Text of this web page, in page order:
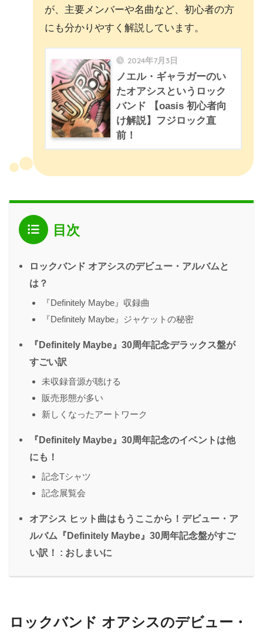
が、主要メンバーや名曲など、初心者の方
にも分かりやすく解説しています。
2024年7月3日
ノエル・ギャラガーのい
たオアシスというロック
バンド 【oasis 初心者向
け解説】フジロック直
前！
目次
ロックバンド オアシスのデビュー・アルバムと
は？
『Definitely Maybe』収録曲
『Definitely Maybe』ジャケットの秘密
『Definitely Maybe』30周年記念デラックス盤が
すごい訳
未収録音源が聴ける
販売形態が多い
新しくなったアートワーク
『Definitely Maybe』30周年記念のイベントは他
にも！
記念Tシャツ
記念展覧会
オアシス ヒット曲はもうここから！デビュー・ア
ルバム『Definitely Maybe』30周年記念盤がすご
い訳！ : おしまいに
ロックバンド オアシスのデビュー・